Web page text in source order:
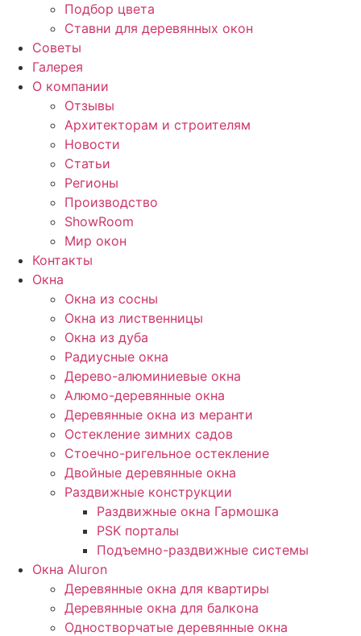
Подбор цвета
Ставни для деревянных окон
Советы
Галерея
О компании
Отзывы
Архитекторам и строителям
Новости
Статьи
Регионы
Производство
ShowRoom
Мир окон
Контакты
Окна
Окна из сосны
Окна из лиственницы
Окна из дуба
Радиусные окна
Дерево-алюминиевые окна
Алюмо-деревянные окна
Деревянные окна из меранти
Остекление зимних садов
Стоечно-ригельное остекление
Двойные деревянные окна
Раздвижные конструкции
Раздвижные окна Гармошка
PSK порталы
Подъемно-раздвижные системы
Окна Aluron
Деревянные окна для квартиры
Деревянные окна для балкона
Одностворчатые деревянные окна